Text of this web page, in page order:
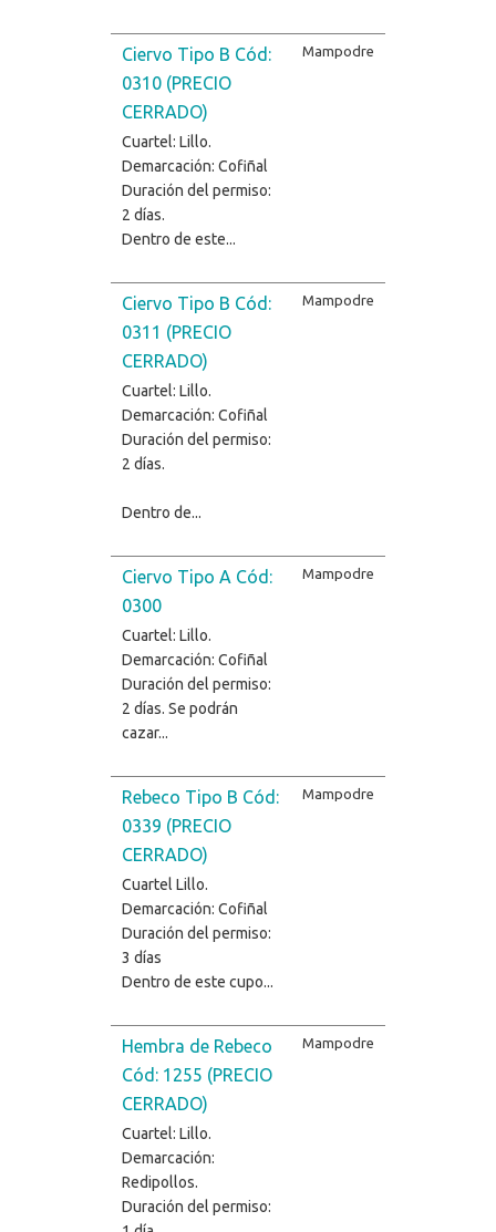
Ciervo Tipo B Cód:
0310 (PRECIO
CERRADO)
Cuartel: Lillo.
Demarcación: Cofiñal
Duración del permiso:
2 días.
Dentro de este...
Mampodre
Ciervo Tipo B Cód:
0311 (PRECIO
CERRADO)
Cuartel: Lillo.
Demarcación: Cofiñal
Duración del permiso:
2 días.
Dentro de...
Mampodre
Ciervo Tipo A Cód:
0300
Cuartel: Lillo.
Demarcación: Cofiñal
Duración del permiso:
2 días. Se podrán
cazar...
Mampodre
Rebeco Tipo B Cód:
0339 (PRECIO
CERRADO)
Cuartel Lillo.
Demarcación: Cofiñal
Duración del permiso:
3 días
Dentro de este cupo...
Mampodre
Hembra de Rebeco
Cód: 1255 (PRECIO
CERRADO)
Cuartel: Lillo.
Demarcación:
Redipollos.
Duración del permiso:
Mampodre